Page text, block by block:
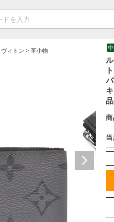
ィトン 革小物
商
当